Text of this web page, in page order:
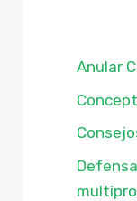
Anular